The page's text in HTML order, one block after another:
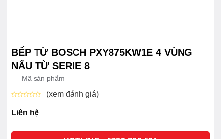
BẾP TỪ BOSCH PXY875KW1E 4 VÙNG
NẤU TỪ SERIE 8
Mã sản phẩm
xếp
hạng
sao
(xem đánh giá)
Liên hệ